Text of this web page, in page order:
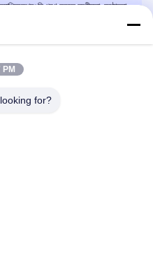
পূরণ করতে নমনীয়তা, কঠোরতা,
for?